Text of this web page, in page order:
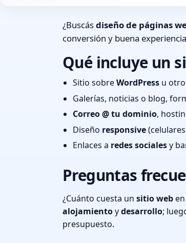
¿Buscásdiseño de páginas
conversión y buena
Qué incluye un
Sitio sobreWordPress u
Galerías, noticias o blog,
Correo @ tu dominio,
Diseño responsive
Enlaces a redes socialesy
Preguntas
¿Cuánto cuesta un sitio web
alojamientoydesarrollo;
presupuesto.